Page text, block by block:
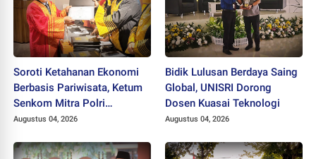
Soroti Ketahanan Ekonomi
Berbasis Pariwisata, Ketum
Senkom Mitra Polri
Dikukuhkan sebagai
Augustus 04, 2026
Bidik Lulusan Berdaya Saing
Global, UNISRI Dorong
Dosen Kuasai Teknologi
Augustus 04, 2026